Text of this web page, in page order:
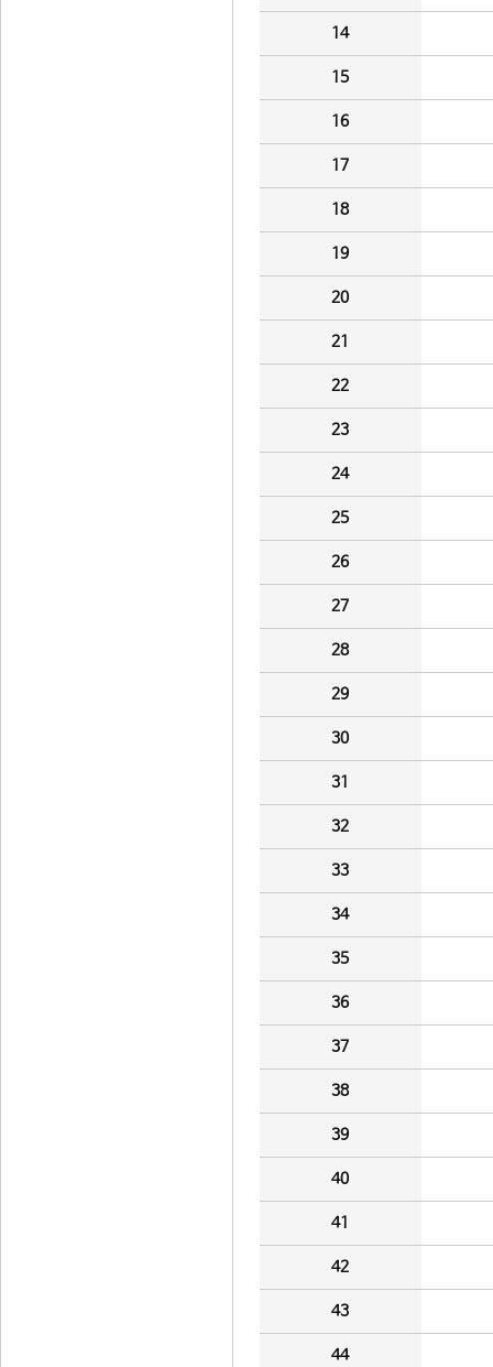
14
15
16
17
18
19
20
21
22
23
24
25
26
27
28
29
30
31
32
33
34
35
36
37
38
39
40
41
42
43
44